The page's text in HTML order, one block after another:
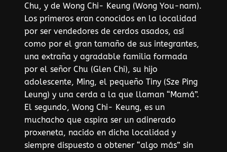
Chu, y de Wong Chi- Keung (Wong You-nam).
Los primeros eran conocidos en la localidad
por ser vendedores de cerdos asados, así
como por el gran tamaño de sus integrantes,
una extraña y agradable familia formada
por el señor Chu (Glen Chi), su hijo
adolescente, Ming, el pequeño Tiny (Sze Ping
Leung) y una cerda a la que llaman “Mamá”.
El segundo, Wong Chi- Keung, es un
muchacho que aspira ser un adinerado
proxeneta, nacido en dicha localidad y
siempre dispuesto a obtener “algo más” sin